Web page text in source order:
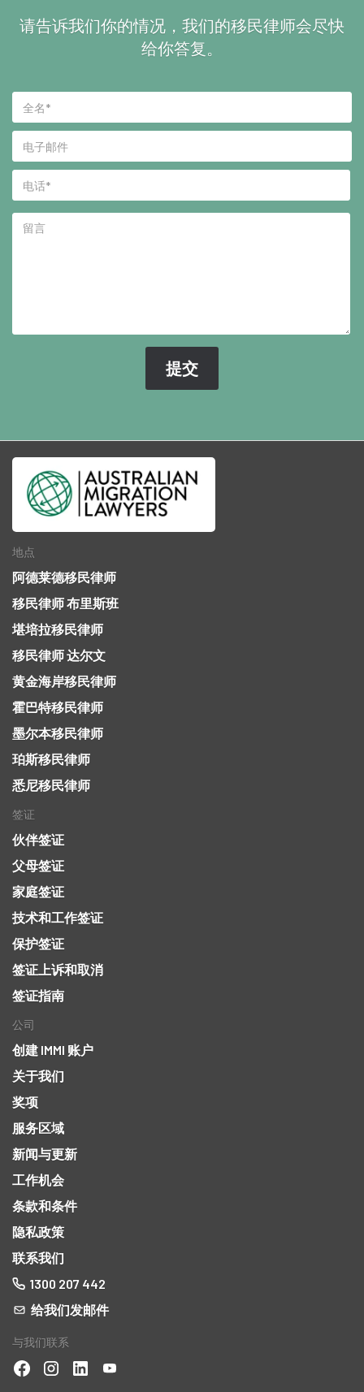
请告诉我们你的情况，我们的移民律师会尽快
给你答复。
地点
阿德莱德移民律师
移民律师 布里斯班
堪培拉移民律师
移民律师 达尔文
黄金海岸移民律师
霍巴特移民律师
墨尔本移民律师
珀斯移民律师
悉尼移民律师
签证
伙伴签证
父母签证
家庭签证
技术和工作签证
保护签证
签证上诉和取消
签证指南
公司
创建 IMMI 账户
关于我们
奖项
服务区域
新闻与更新
工作机会
条款和条件
隐私政策
联系我们
1300 207 442
给我们发邮件
与我们联系